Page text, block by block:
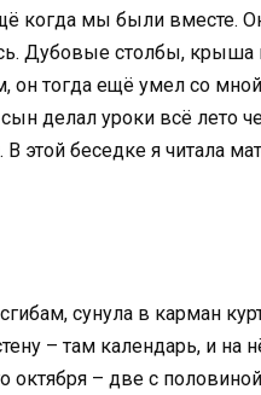
когда мы были вместе.
Дубовые столбы,
он тогда ещё умел со
делал уроки всё лето
В этой беседке я читала
сунула в карман
– там календарь, и
октября – две с